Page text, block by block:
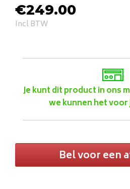
€249.00
Incl BTW
Je kunt dit product in ons
we kunnen het
Bel voor een